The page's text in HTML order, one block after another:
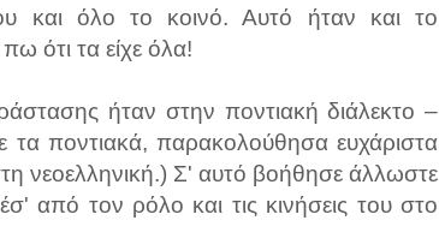
και όλο το κοινό. Αυτό ήταν και το
ότι τα είχε όλα!
ήταν στην ποντιακή διάλεκτο –
τα ποντιακά, παρακολούθησα ευχάριστα
νεοελληνική.) Σ' αυτό βοήθησε άλλωστε
από τον ρόλο και τις κινήσεις του στο